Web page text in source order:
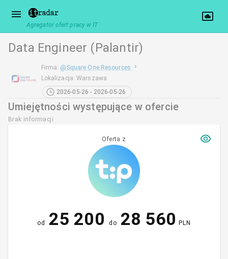
Agregator ofert pracy w IT
Data Engineer (Palantir)
Firma: @ Square One Resources
Lokalizacja:Warszawa
2026-05-26 - 2026-05-26
Umiejętności występujące w ofercie
Brak informacji
Oferta z
od 25 200 do 28 560 PLN